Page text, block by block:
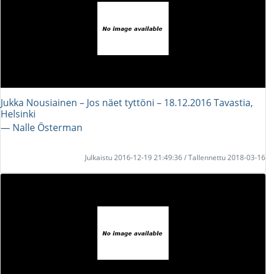
Jukka Nousiainen – Jos näet tyttöni – 18.12.2016 Tavastia,
Helsinki
― Nalle Österman
Julkaistu 2016-12-19 21:49:36 / Tallennettu 2018-03-16